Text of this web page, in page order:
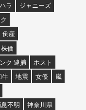
ラ
ジャニーズ
倒産
価
ク 逮捕
ホスト
牛 地震 女優
嵐
不明
神奈川県